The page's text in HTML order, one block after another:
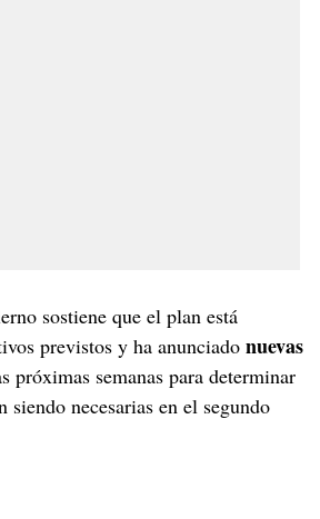
sostiene que el plan está
previstos y ha anunciado nuevas
próximas semanas para determinar
siendo necesarias en el segundo